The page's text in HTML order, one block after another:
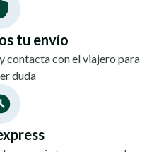
tu envío
contacta con el viajero para
duda